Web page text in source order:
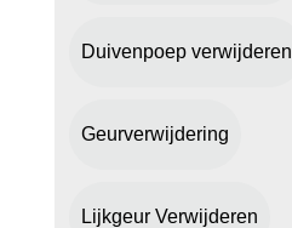
Duivenpoep verwijderen
Geurverwijdering
Lijkgeur Verwijderen